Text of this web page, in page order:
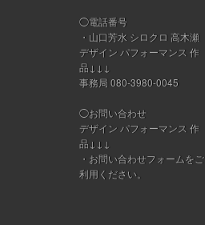
◯電話番号
・山口芳水 シロクロ 高木瀬
デザイン パフォーマンス 作
品↓↓↓
事務局 080-3980-0045
◯お問い合わせ
デザイン パフォーマンス 作
品↓↓↓
・ お問い合わせフォームをご
利用ください。